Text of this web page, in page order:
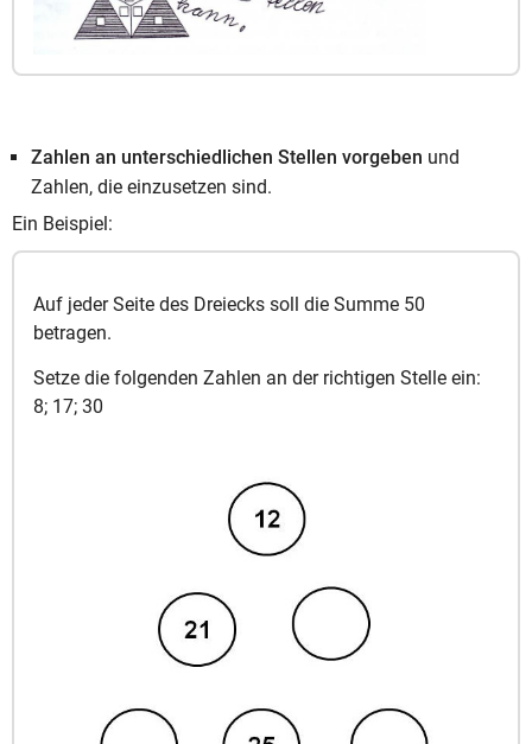
Zahlen an unterschiedlichen Stellen vorgeben und
Zahlen, die einzusetzen sind.
Ein Beispiel:
Auf jeder Seite des Dreiecks soll die Summe 50
betragen.
Setze die folgenden Zahlen an der richtigen Stelle ein:
8; 17; 30